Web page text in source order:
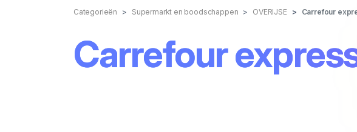
Categorieën Supermarkt en boodschappen OVERIJSE Carrefour
Carrefour